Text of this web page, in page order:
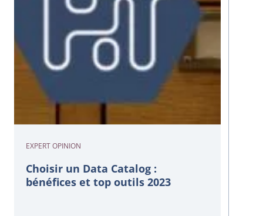
EXPERT OPINION
Choisir un Data Catalog :
bénéfices et top outils 2023